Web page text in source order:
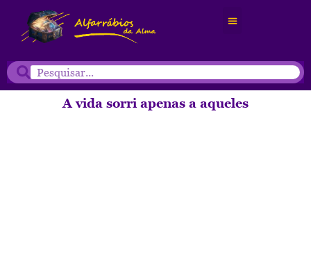
A vida sorri apenas a aqueles